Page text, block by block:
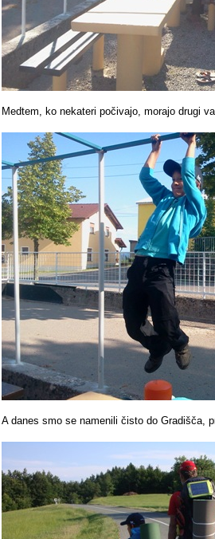
Medtem, ko nekateri počivajo, morajo drugi
A danes smo se namenili čisto do Gradišča,